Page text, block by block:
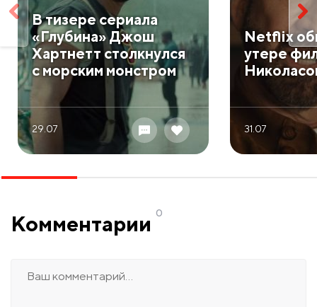
В тизере сериала
«Глубина» Джош
Хартнетт столкнулся
с морским монстром
29.07
Netflix
утере
31.07
Комментарии 0